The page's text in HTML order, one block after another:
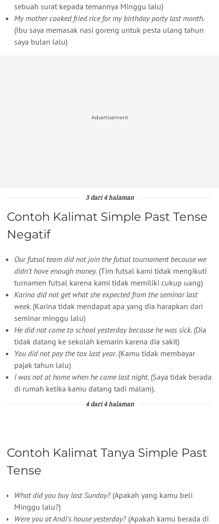
sebuah surat kepada temannya Minggu lalu)
My mother cooked fried rice for my birthday party last month.
(Ibu saya memasak nasi goreng untuk pesta ulang tahun
saya bulan lalu)
Advertisement
3 dari 4 halaman
Contoh Kalimat Simple Past Tense
Negatif
Our futsal team did not join the futsal tournament because we
didn’t have enough money. (Tim futsal kami tidak mengikuti
turnamen futsal karena kami tidak memiliki cukup uang)
Karina did not get what she expected from the seminar last
week. (Karina tidak mendapat apa yang dia harapkan dari
seminar minggu lalu)
He did not come to school yesterday because he was sick. (Dia
tidak datang ke sekolah kemarin karena dia sakit)
You did not pay the tax last year. (Kamu tidak membayar
pajak tahun lalu)
I was not at home when he came last night. (Saya tidak berada
di rumah ketika kamu datang tadi malam).
4 dari 4 halaman
Contoh Kalimat Tanya Simple Past
Tense
What did you buy last Sunday? (Apakah yang kamu beli
Minggu lalu?)
Were you at Andi’s house yesterday? (Apakah kamu berada di